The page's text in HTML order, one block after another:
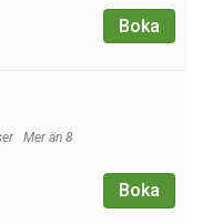
Boka
Mer än 8
Boka